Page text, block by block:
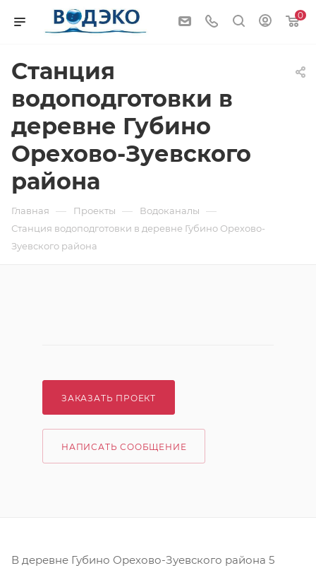
0
Станция
водоподготовки в
деревне Губино
Орехово-Зуевского
района
Главная — Проекты — Водоканалы —
Станция водоподготовки в деревне Губино Орехово-
Зуевского района
ЗАКАЗАТЬ ПРОЕКТ
НАПИСАТЬ СООБЩЕНИЕ
В деревне Губино Орехово-Зуевского района 5